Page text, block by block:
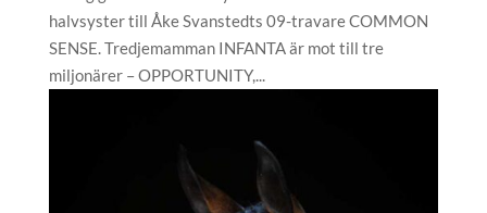
halvsyster till Åke Svanstedts 09-travare COMMON
SENSE. Tredjemamman INFANTA är mot till tre
miljonärer – OPPORTUNITY,...